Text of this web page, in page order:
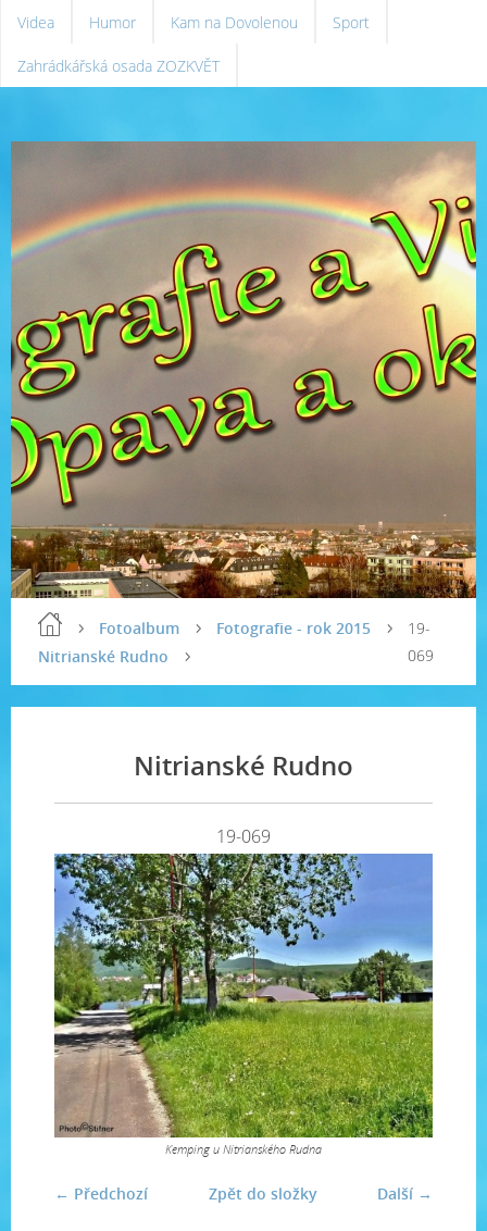
Videa Humor Kam na Dovolenou Sport
Zahrádkářská osada ZOZKVĚT
Fotoalbum
Fotografie - rok 2015
Nitrianské Rudno
19-
069
Nitrianské Rudno
19-069
Kemping u Nitrianského Rudna
← Předchozí Další →
Zpět do složky